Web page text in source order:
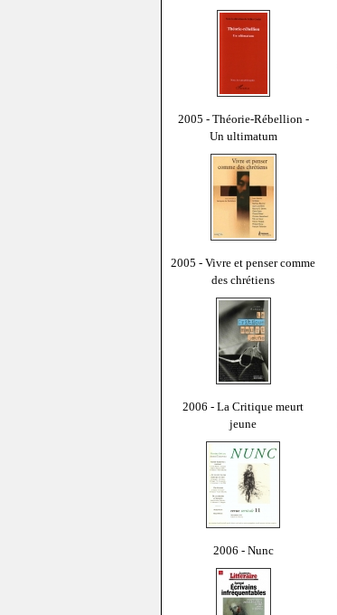
2005 - Théorie-Rébellion -
Un ultimatum
2005 - Vivre et penser comme
des chrétiens
2006 - La Critique meurt
jeune
2006 - Nunc